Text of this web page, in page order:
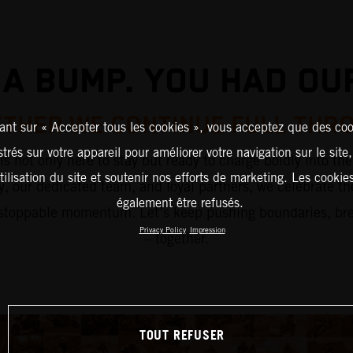
WE CONTINUE FULL
not only here to stay but ready to charge boldly into
our dedicated team, and loyal partners, we celebrate
momentum. Let’s keep pushing boundaries,
– together.
sur « Accepter tous les cookies », vous acceptez que des
sur votre appareil pour améliorer votre navigation sur le
du site et soutenir nos efforts de marketing. Les
également être refusés.
Privacy Policy Impression
TOUT REFUSER